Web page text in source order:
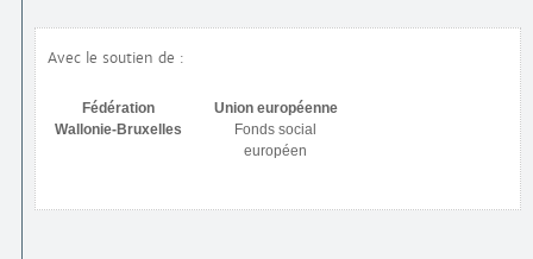
Avec le soutien de :
Fédération
Wallonie-Bruxelles
Union européenne
Fonds social
européen